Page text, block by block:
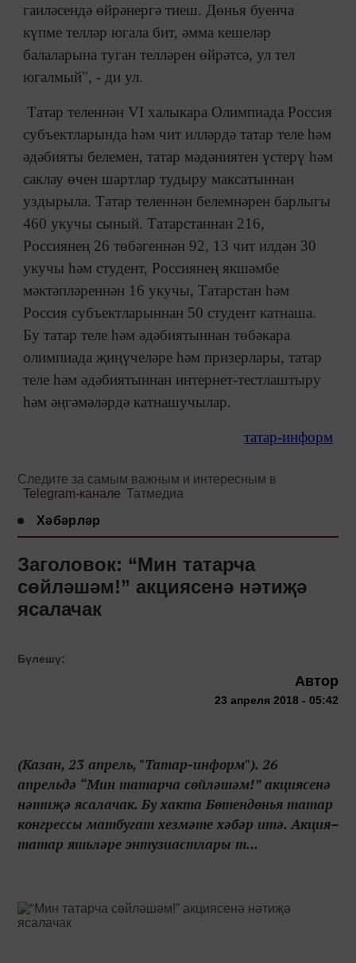
гаиләсендә өйрәнергә тиеш. Дөнья буенча
күпме телләр югала бит, әмма кешеләр
балаларына туган телләрен өйрәтсә, ул тел
югалмый", - ди ул.
Татар теленнән VI халыкара Олимпиада Россия
субъектларында һәм чит илләрдә татар теле һәм
әдәбияты белемен, татар мәдәниятен үстерү һәм
саклау өчен шартлар тудыру максатыннан
уздырыла. Татар теленнән белемнәрен барлыгы
460 укучы сыный. Татарстаннан 216,
Россиянең 26 төбәгеннән 92, 13 чит илдән 30
укучы һәм студент, Россиянең якшәмбе
мәктәпләреннән 16 укучы, Татарстан һәм
Россия субъектларыннан 50 студент катнаша.
Бу татар теле һәм әдәбиятыннан төбәкара
олимпиада җиңүчеләре һәм призерлары, татар
теле һәм әдәбиятыннан интернет-тестлаштыру
һәм әңгәмәләрдә катнашучылар.
татар-информ
Следите за самым важным и интересным в
Telegram-канале Татмедиа
Хәбәрләр
Заголовок: “Мин татарча
сөйләшәм!” акциясенә нәтиҗә
ясалачак
Бүлешү:
Автор
23 апреля 2018 - 05:42
(Казан, 23 апрель, "Татар-информ"). 26
апрельдә “Мин татарча сөйләшәм!” акциясенә
нәтиҗә ясалачак. Бу хакта Бөтендөнья татар
конгрессы матбугат хезмәте хәбәр итә. Акция–
татар яшьләре энтузиастлары т...